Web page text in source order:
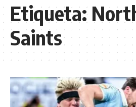
Etiqueta:
Saints